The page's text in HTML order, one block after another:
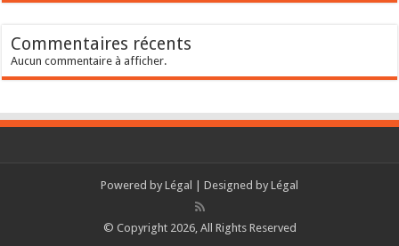
Commentaires récents
Aucun commentaire à afficher.
Powered by Légal | Designed by Légal
© Copyright 2026, All Rights Reserved